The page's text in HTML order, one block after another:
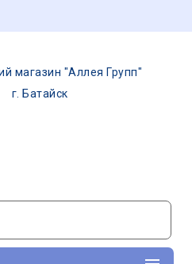
магазин "Аллея Групп"
г. Батайск